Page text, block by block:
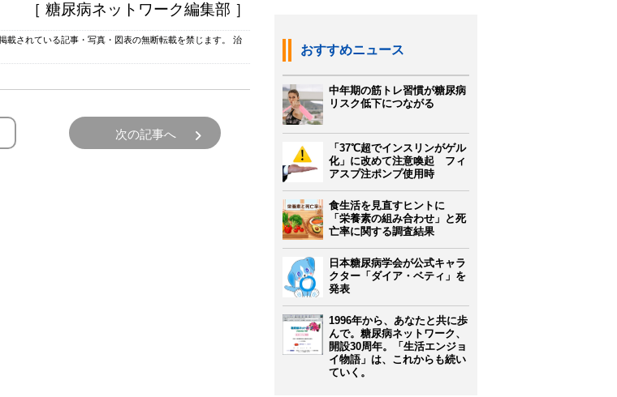
［ 糖尿病ネットワーク編集部 ］
載されている記事・写真・図表の無断転載を禁じます。 治
次の記事へ
おすすめニュース
中年期の筋トレ習慣が糖尿病
リスク低下につながる
「37℃超でインスリンがゲル
化」に改めて注意喚起 フィ
アスプ注ポンプ使用時
食生活を見直すヒントに
「栄養素の組み合わせ」と死
亡率に関する調査結果
日本糖尿病学会が公式キャラ
クター「ダイア・ベティ」を
発表
1996年から、あなたと共に歩
んで。糖尿病ネットワーク、
開設30周年。「生活エンジョ
イ物語」は、これからも続い
ていく。